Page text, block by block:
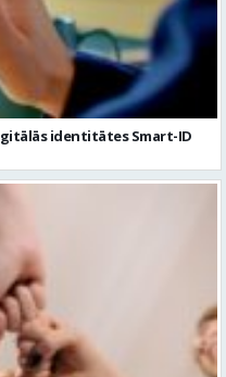
identitātes Smart-ID